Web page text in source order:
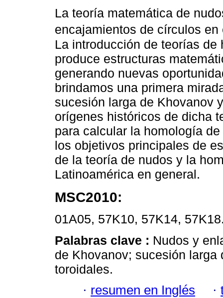
La teoría matemática de
encajamientos de círculos
La introducción de teorías de
produce estructuras
generando nuevas
brindamos una primera
sucesión larga de Khovanov
orígenes históricos de dicha
para calcular la homología
los objetivos principales de
de la teoría de nudos y la
Latinoamérica en general.
MSC2010:
01A05, 57K10, 57K14,
Palabras clave : Nudos y
de Khovanov; sucesión
toroidales.
· resumen en Inglés ·